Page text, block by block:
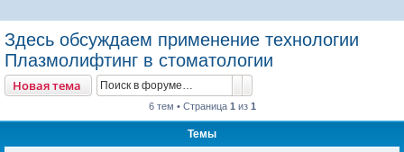
Здесь обсуждаем применение технологии
Плазмолифтинг в стоматологии
Новая тема
6 тем • Страница 1 из 1
Темы